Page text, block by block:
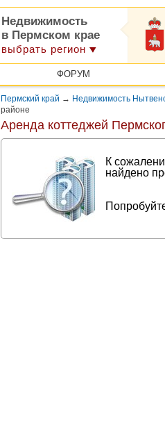
Недвижимость
в Пермском крае
выбрать регион
ФОРУМ
Пермский край → Недвижимость
районе
Аренда коттеджей
К
найдено